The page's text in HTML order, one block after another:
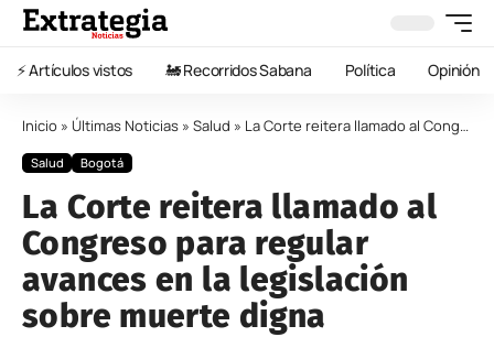
⚡️ Artículos vistos 🚂 Recorridos Sabana Política Opinión
Inicio » Últimas Noticias » Salud » La Corte reitera llamado al Congreso para regular avances en la legislación sobre muerte digna
Salud Bogotá
La Corte reitera llamado al
Congreso para regular
avances en la legislación
sobre muerte digna